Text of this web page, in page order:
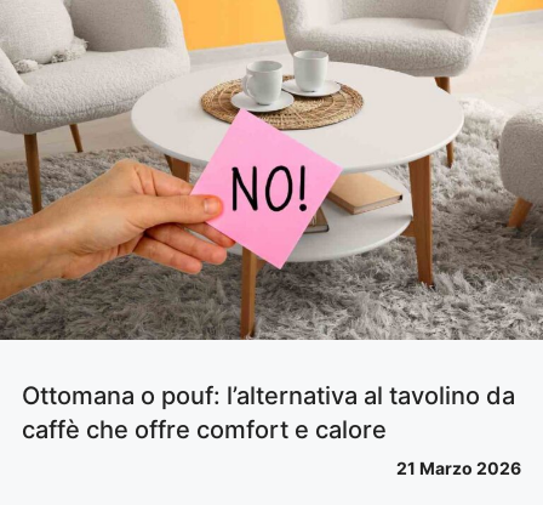
Ottomana o pouf: l’alternativa al tavolino da
caffè che offre comfort e calore
21 Marzo 2026